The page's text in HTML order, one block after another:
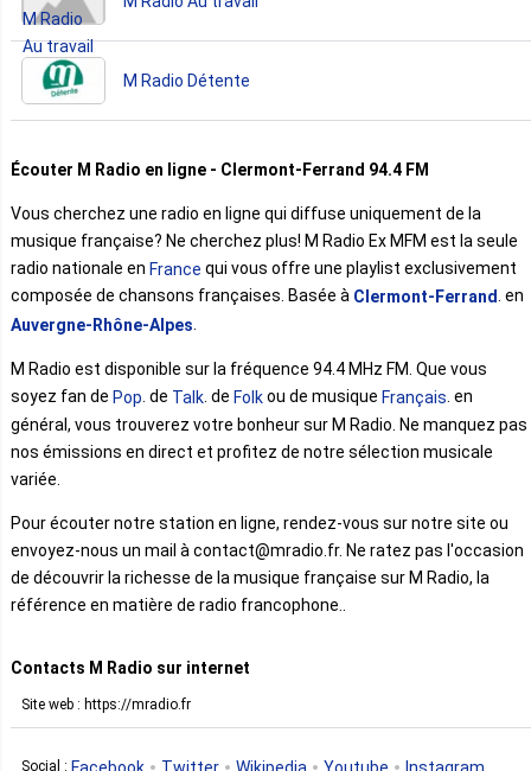
M Radio Détente
Écouter M Radio en ligne - Clermont-Ferrand 94.4 FM
Vous cherchez une radio en ligne qui diffuse uniquement de la
musique française? Ne cherchez plus! M Radio Ex MFM est la seule
radio nationale en France qui vous offre une playlist exclusivement
composée de chansons françaises. Basée à Clermont-Ferrand. en
Auvergne-Rhône-Alpes
M Radio est disponible sur la fréquence 94.4 MHz FM. Que vous
soyez fan de Pop . de Talk . de Folkou de musique Français . en
général, vous trouverez votre bonheur sur M Radio. Ne manquez pas
nos émissions en direct et profitez de notre sélection musicale
variée.
Pour écouter notre station en ligne, rendez-vous sur notre site ou
envoyez-nous un mail à contact@mradio.fr. Ne ratez pas l'occasion
de découvrir la richesse de la musique française sur M Radio, la
référence en matière de radio francophone..
Contacts M Radio sur internet
Site web : https://mradio.fr
Social : Facebook Twitter Wikipedia Youtube Instagram